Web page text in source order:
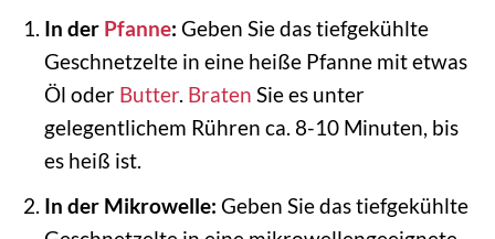
In der Pfanne: Geben Sie das tiefgekühlte
Geschnetzelte in eine heiße Pfanne mit etwas
Öl oder Butter. Braten Sie es unter
gelegentlichem Rühren ca. 8-10 Minuten, bis
es heiß ist.
In der Mikrowelle: Geben Sie das tiefgekühlte